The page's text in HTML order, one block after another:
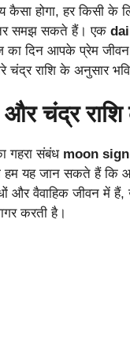
कैसा होगा, हर किसी के
समझ सकते हैं। एक
दिन आपके प्रेम जीवन
चंद्र राशि के अनुसार
चंद्र राशि
गहरा संबंध moon sign
हम यह जान सकते हैं कि
और वैवाहिक जीवन में हैं,
करती है।